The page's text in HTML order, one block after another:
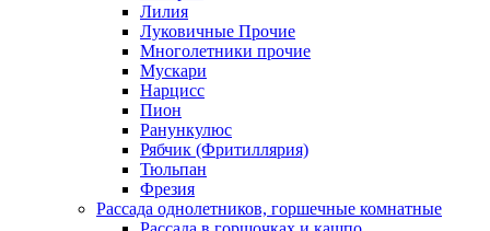
Лилия
Луковичные Прочие
Многолетники прочие
Мускари
Нарцисс
Пион
Ранункулюс
Рябчик (Фритиллярия)
Тюльпан
Фрезия
Рассада однолетников, горшечные комнатные